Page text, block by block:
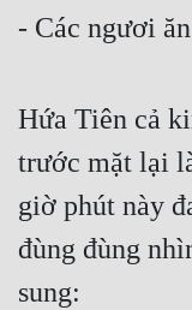
- Các ngươi
Hứa Tiên cả
trước mặt lại
giờ phút này
đùng đùng
sung: